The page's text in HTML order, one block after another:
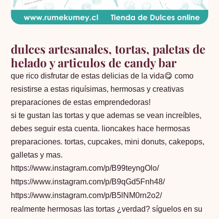
dulces artesanales, tortas, paletas de
helado y articulos de candy bar
que rico disfrutar de estas delicias de la vida😋 como
resistirse a estas riquísimas, hermosas y creativas
preparaciones de estas emprendedoras!
si te gustan las tortas y que ademas se vean increíbles,
debes seguir esta cuenta. lioncakes hace hermosas
preparaciones. tortas, cupcakes, mini donuts, cakepops,
galletas y mas.
https://www.instagram.com/p/B99teyngOlo/
https://www.instagram.com/p/B9qGd5Fnh48/
https://www.instagram.com/p/B5lNM0rn2o2/
realmente hermosas las tortas ¿verdad? síguelos en su